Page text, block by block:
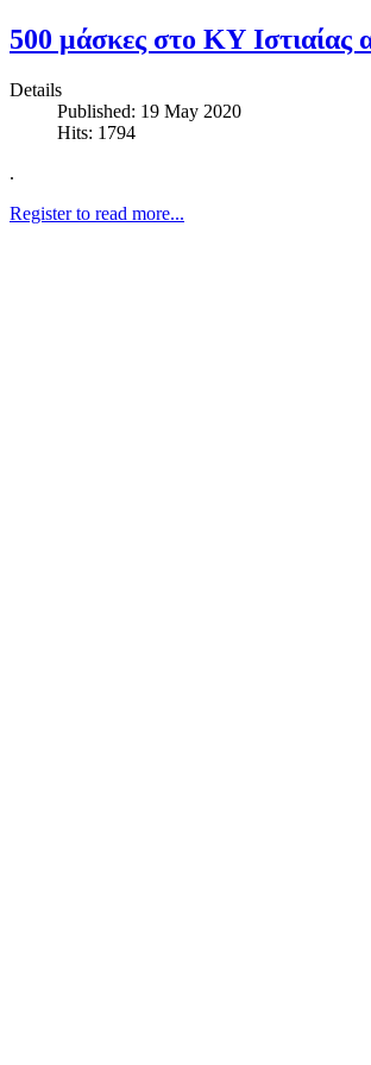
500 μάσκες στο ΚΥ Ιστιαίας
Details
Published: 19 May 2020
Hits: 1794
.
Register to read more...